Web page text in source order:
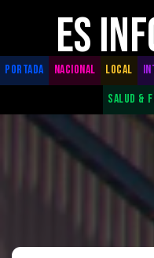
ES
PORTADA NACIONAL LOCAL
SALUD &